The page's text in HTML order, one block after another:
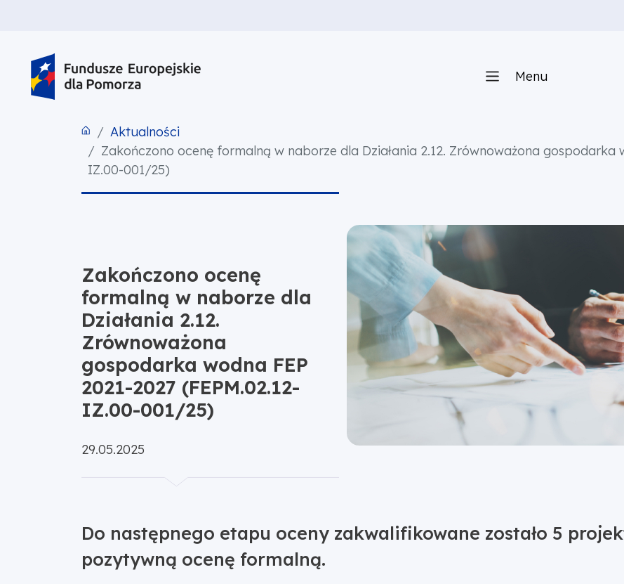
Menu
Aktualności
Zakończono ocenę formalną w naborze dla Działania 2.12. Zrównoważona gospodarka
IZ.00-001/25)
Zakończono ocenę
formalną w naborze dla
Działania 2.12.
Zrównoważona
gospodarka wodna FEP
2021-2027 (FEPM.02.12-
IZ.00-001/25)
Opublikowano:
29.05.2025
Do następnego etapu oceny zakwalifikowane zostało 5
pozytywną ocenę formalną.